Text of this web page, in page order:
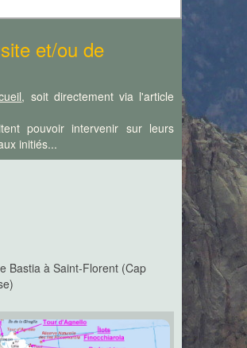
et/ou de
, soit directement via l'article
pouvoir intervenir sur leurs
initiés...